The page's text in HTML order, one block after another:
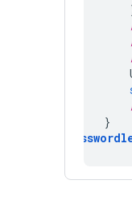
}